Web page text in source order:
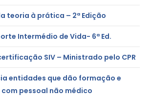
teoria à prática – 2ª Edição
Intermédio de Vida- 6ª Ed.
SIV – Ministrado pelo CPR
entidades que dão formação e
pessoal não médico